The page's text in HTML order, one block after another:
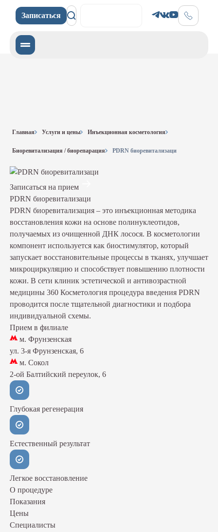
Записаться
Записаться
Главная Услуги и цены Инъекционная косметология
Биоревитализация / биорепарация PDRN биоревитализаци
Записаться на прием
PDRN биоревитализаци
PDRN биоревитализация – это инъекционная методика
восстановления кожи на основе полинуклеотидов,
получаемых из очищенной ДНК лосося. В косметологии
компонент используется как биостимулятор, который
запускает восстановительные процессы в тканях, улучшает
микроциркуляцию и способствует повышению плотности
кожи. В сети клиник эстетической и антивозрастной
медицины 360 Косметология процедура введения PDRN
проводится после тщательной диагностики и подбора
индивидуальной схемы.
Прием в филиале
м. Фрунзенская
ул. 3-я Фрунзенская, 6
м. Сокол
2-ой Балтийский переулок, 6
Глубокая регенерация
Естественный результат
Легкое восстановление
О процедуре
Показания
Цены
Специалисты